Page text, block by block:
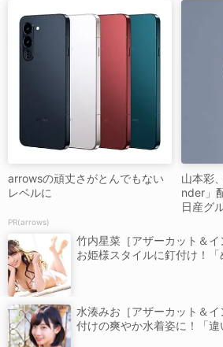
arrowsの頑丈さがとんでもない
レベルに
PR(arrows)
山本彩
nder」
日産グ
竹内星菜［アザーカット＆
お姫様スタイルに釘付け！「
水湊みお［アザーカット＆
付けの爽やか水着姿に！「違